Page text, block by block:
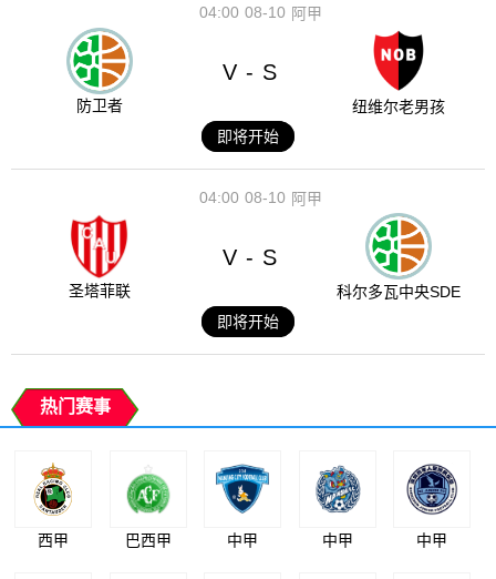
08-10
04:00 阿甲
防卫者
V - S
纽维尔老男孩
即将开始
08-10
04:00 阿甲
圣塔菲联
V - S
科尔多瓦中央SDE
即将开始
热门赛事
西甲 巴西甲 中甲 中甲 中甲